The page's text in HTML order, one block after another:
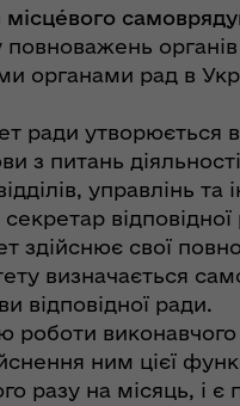
та
ситуаціях
повноважень
органами рад в
ради утворюється
з питань
управлінь
здійснює свої
визначається
відповідної ради.
виконавчого
ним цієї
разу на місяць, і